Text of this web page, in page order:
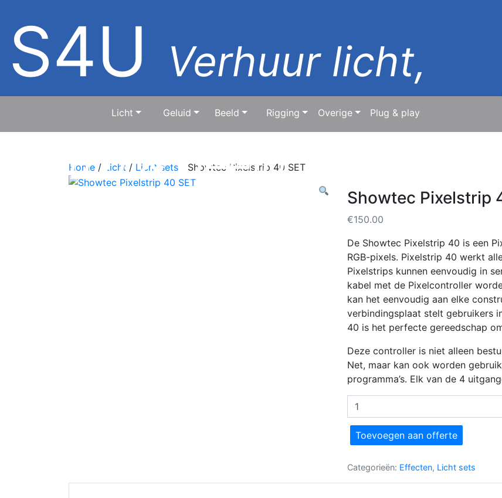
S4U Verhuur licht,
geluid & beeld
Licht Geluid Beeld Rigging Overige Plug & play
Home / Licht / Licht sets / Showtec Pixelstrip 40 SET
Showtec Pixelstrip
€150.00
De Showtec Pixelstrip 40 is een
RGB-pixels. Pixelstrip 40 werkt
Pixelstrips kunnen eenvoudig in
kabel met de Pixelcontroller
kan het eenvoudig aan elke
verbindingsplaat stelt gebruikers
40 is het perfecte gereedschap
Deze controller is niet alleen
Net, maar kan ook worden
programma’s. Elk van de 4
Showtec
Pixelstrip
40
SET
Toevoegen aan offerte
Categorieën: Effecten, Licht sets